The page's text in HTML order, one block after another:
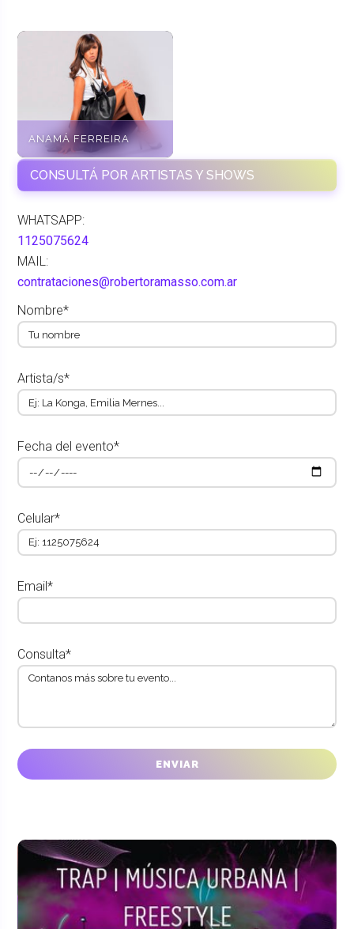
ANAMÁ FERREIRA
CONSULTÁ POR ARTISTAS Y SHOWS
WHATSAPP:
1125075624
MAIL:
contrataciones@robertoramasso.com.ar
Nombre*
Artista/s*
Fecha del evento*
Celular*
Email*
Consulta*